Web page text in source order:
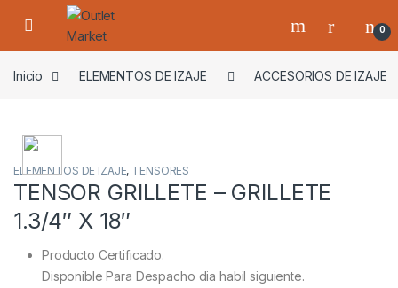
Skip to navigation
Skip to content
0
Inicio ELEMENTOS DE IZAJE ACCESORIOS DE IZAJE
ELEMENTOS DE IZAJE, TENSORES
TENSOR GRILLETE – GRILLETE
1.3/4″ X 18″
Producto Certificado.
Disponible Para Despacho dia habil siguiente.